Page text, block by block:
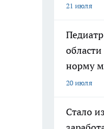
21 июля
норму
20 июля
Стало